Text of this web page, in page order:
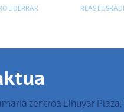
LIDERRAK REAS
zentroa Elhuyar Plaza,